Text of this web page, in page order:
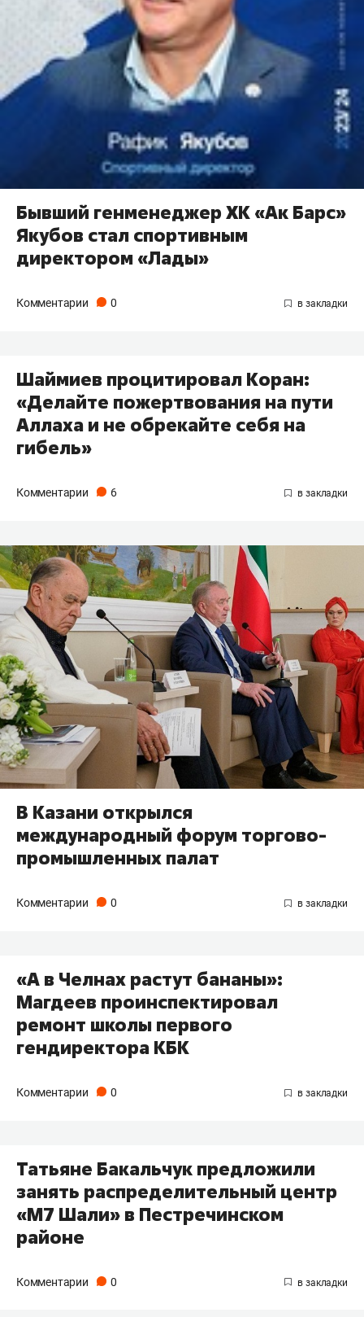
Бывший генменеджер ХК «Ак Барс»
Якубов стал спортивным
директором «Лады»
Комментарии 0
Шаймиев процитировал Коран:
«Делайте пожертвования на пути
Аллаха и не обрекайте себя на
гибель»
Комментарии 6
В Казани открылся
международный форум торгово-
промышленных палат
Комментарии 0
«А в Челнах растут бананы​»​:
Магдеев проинспектировал
ремонт школы первого
гендиректора КБК
Комментарии 0
Татьяне Бакальчук предложили
занять распределительный центр
«М7 Шали» в Пестречинском
районе
Комментарии 0